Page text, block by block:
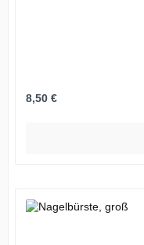
Regulärer Preis:
8,50 €